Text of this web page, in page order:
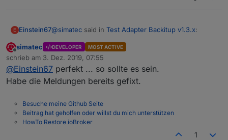
If you believe this might be a
npm
ERR!
permissions of the file and its
npm
the command again as root/Administrator
npm ERR! A complete log of this run can be
E Einstein67@simatec said in Test Adapter Backitup v1.3.x:
Sind die Objekte für minimal und total weg
oder sind die auch noch da?
Ja, die alten Objekte scheinen weg zu sein.
Offline
simatec DEVELOPER MOST ACTIVE
schrieb am 3. Dez. 2019, 07:55
zuletzt editiert von
@Einstein67 perfekt ... so sollte es sein.
Habe die Meldungen bereits gefixt.
Besuche meine Github Seite
Beitrag hat geholfen oder willst du mich unterstützen
HowTo Restore ioBroker
1